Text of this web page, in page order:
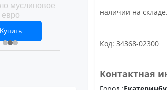
наличии на
Код: 34368-02300
Контактная
муслиновое
евро
2 469 ₽
Купить
Покрывало вафельное